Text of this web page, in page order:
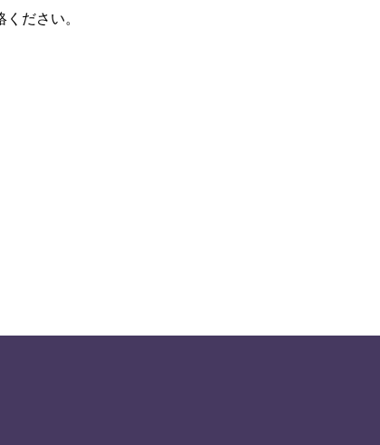
ださい。